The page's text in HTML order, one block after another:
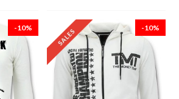
-10% -10%